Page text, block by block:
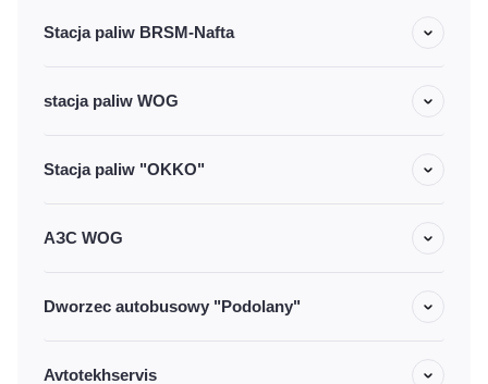
Stacja paliw BRSM-Nafta
stacja paliw WOG
Stacja paliw "OKKO"
АЗС WOG
Dworzec autobusowy "Podolany"
Avtotekhservis